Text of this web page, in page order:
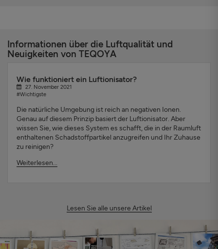
Informationen über die Luftqualität und
Neuigkeiten von TEQOYA
Wie funktioniert ein Luftionisator?
27. November 2021
#Wichtigste
Die natürliche Umgebung ist reich an negativen Ionen.
Genau auf diesem Prinzip basiert der Luftionisator. Aber
wissen Sie, wie dieses System es schafft, die in der Raumluft
enthaltenen Schadstoffpartikel anzugreifen und Ihr Zuhause
zu reinigen?
Weiterlesen...
Lesen Sie alle unsere Artikel